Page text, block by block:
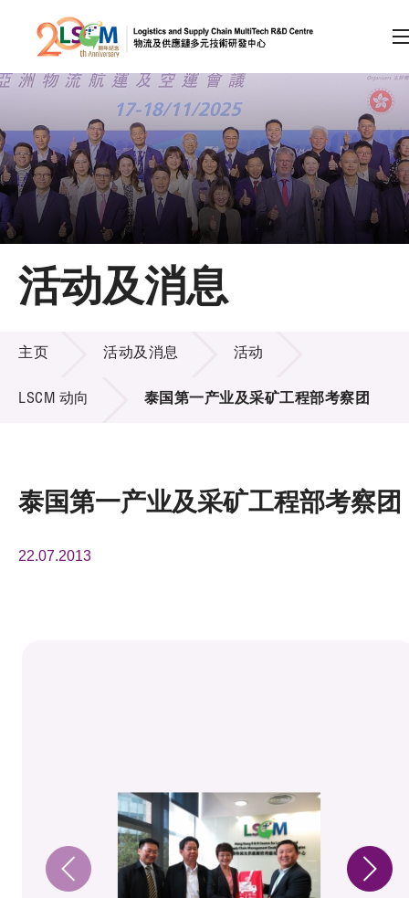
跳到内容（按回车键）
会员登录
A A EN 繁 简
主页
关于LSCM
技术商品化
项目及资助计划
活动及消息
活动及消息
活动及消息
主页 活动及消息 活动
LSCM 动向 泰国第一产业及采矿工程部考察团
泰国第一产业及采矿工程部考察团
22.07.2013